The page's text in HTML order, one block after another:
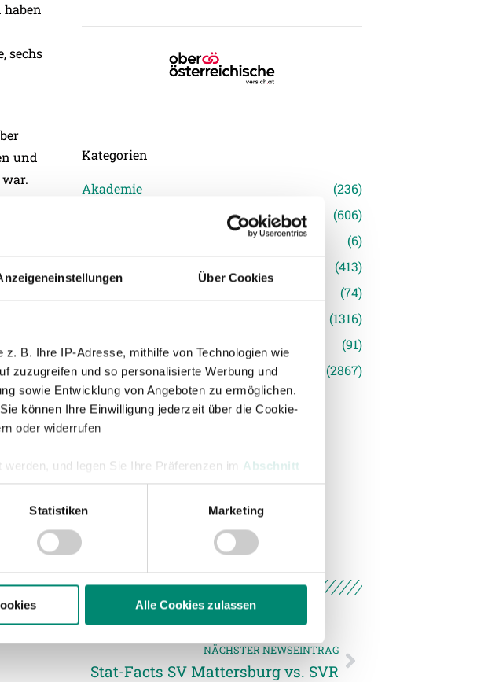
Über Cookies
B. Ihre IP-Adresse, mithilfe von Technologien wie
zuzugreifen und so personalisierte Werbung und
sowie Entwicklung von Angeboten zu ermöglichen.
können Ihre Einwilligung jederzeit über die Cookie-
oder widerrufen
und legen Sie Ihre Präferenzen im Abschnitt
wir Informationen zu Ihrer Verwendung unserer
Datenschutzerklärung.
Statistiken Marketing
Alle Cookies zulassen
sechs
und
später
Kategorien
Akademie
(236)
(606)
(6)
Junge Wikinger Ried
(413)
(74)
(1316)
Ticketing
(91)
Unkategorisiert
(2867)
NÄCHSTER NEWSEINTRAG
Stat-Facts SV Mattersburg vs. SVR